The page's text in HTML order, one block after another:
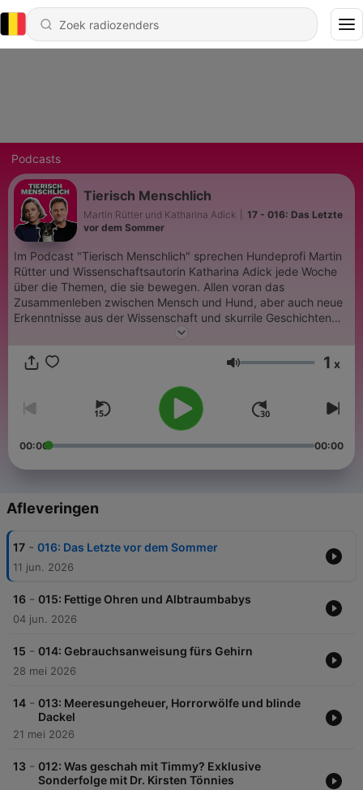
Podcasts
Tierisch Menschlich
Martin Rütter und Katharina Adick
17 - 016: Das Letzte
vor dem Sommer
Im Podcast "Tierisch Menschlich" sprechen Hundeprofi Martin
Rütter und Wissenschaftsautorin Katharina Adick jede Woche
über die Themen, die sie bewegen. Allen voran das
Zusammenleben zwischen Mensch und Hund, aber auch neue
Erkenntnisse aus der Wissenschaft und skurrile Geschichten
aus der Tierwelt finden einen Platz in dem Podcast. Doch auch
dem alltäglichen Leben, Fernsehstudios und Talk-Shows sowie
wesentlicher Bestandteil des Formats. Natürlich immer mit einer
ordentlichen Portion Humor.
Volume 1 x
00:00 00:00
Afleveringen
17 - 016: Das Letzte vor dem Sommer
11 jun. 2026
16 - 015: Fettige Ohren und Albtraumbabys
04 jun. 2026
15 - 014: Gebrauchsanweisung fürs Gehirn
28 mei 2026
14 - 013: Meeresungeheuer, Horrorwölfe und blinde
Dackel
21 mei 2026
13 - 012: Was geschah mit Timmy? Exklusive
Sonderfolge mit Dr. Kirsten Tönnies